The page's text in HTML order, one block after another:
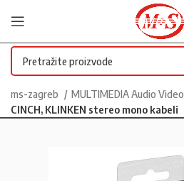
ms-zagreb
MULTIMEDIA Audio Video
CINCH, KLINKEN stereo mono kabeli